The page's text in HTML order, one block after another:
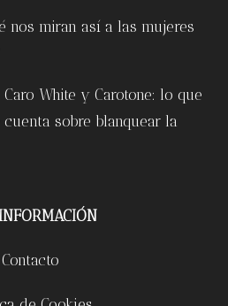
nos miran así a las mujeres
White y Carotone: lo que
cuenta sobre blanquear la
Contacto